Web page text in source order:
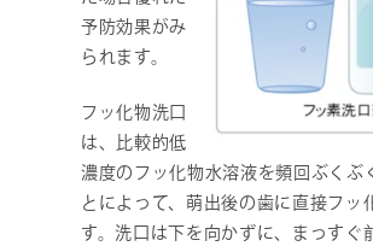
予防効果がみ
られます。
フッ化物洗口
は、比較的低
濃度のフッ化物水溶液を頻回ぶくぶ
とによって、萌出後の歯に直接フッ
す。洗口は下を向かずに、まっすぐ